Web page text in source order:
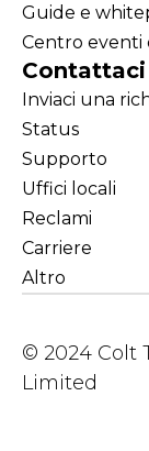
Guide e
Centro eventi
Contattaci
Inviaci una
Status
Supporto
Uffici locali
Reclami
Carriere
Altro
© 2024 Colt
Limited